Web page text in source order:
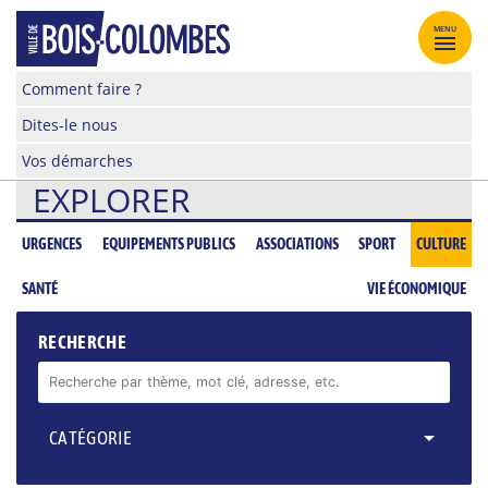
Skip
content
Site
de
la
Bois-
Colombes
Comment faire ?
Dites-le nous
Vos démarches
MENU
EXPLORER
URGENCES EQUIPEMENTS PUBLICS ASSOCIATIONS SPORT CULTURE
SANTÉ VIE ÉCONOMIQUE
RECHERCHE